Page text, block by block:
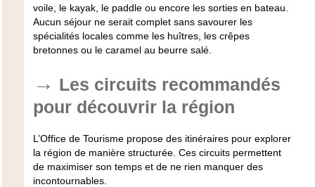
voile, le kayak, le paddle ou encore les sorties en bateau.
Aucun séjour ne serait complet sans savourer les
spécialités locales comme les huîtres, les crêpes
bretonnes ou le caramel au beurre salé.
Les circuits recommandés
pour découvrir la région
L’Office de Tourisme propose des itinéraires pour explorer
la région de manière structurée. Ces circuits permettent
de maximiser son temps et de ne rien manquer des
incontournables.